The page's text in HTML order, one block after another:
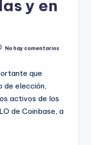
y en
No hay comentarios
que
de elección,
activos de los
de Coinbase, a